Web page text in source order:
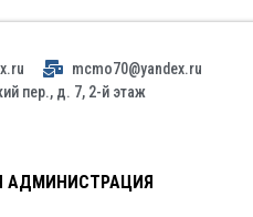
mcmo70@yandex.ru
пер., д. 7, 2-й этаж
АДМИНИСТРАЦИЯ